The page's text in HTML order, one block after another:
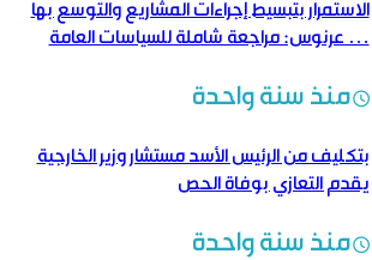
الاستمرار بتبسيط إجراءات المشاريع والتوسع بها
… عرنوس: مراجعة شاملة للسياسات العامة
منذ سنة واحدة
بتكليف من الرئيس الأسد مستشار وزير الخارجية
يقدم التعازي بوفاة الحص
منذ سنة واحدة